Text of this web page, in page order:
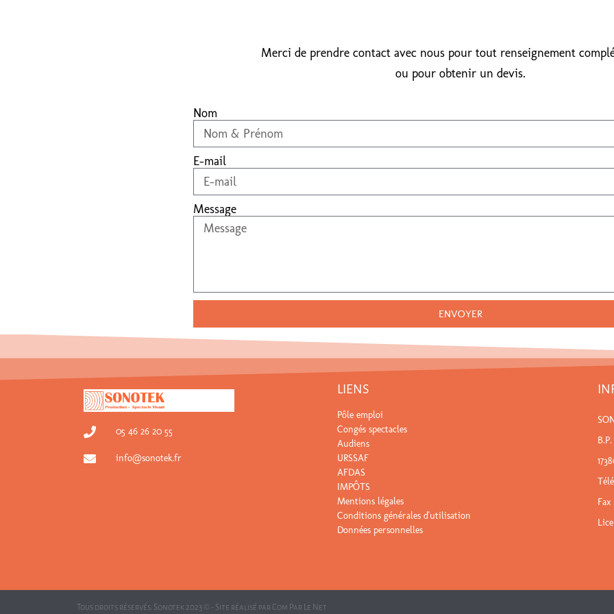
Merci de prendre contact avec nous pour tout renseignement
ou pour obtenir un devis.
Nom
E-mail
Message
ENVOYER
05 46 26 20 55
info@sonotek.fr
LIENS
Pôle emploi
Congés spectacles
Audiens
URSSAF
AFDAS
IMPÔTS
Mentions légales
Conditions générales d'utilisation
Données personnelles
B.P.
Fax
Tous droits réservés. Sonotek 2023 © - Site réalisé par Com Par Le Net